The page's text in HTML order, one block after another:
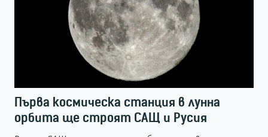
Първа космическа станция в лунна
орбита ще строят САЩ и Русия